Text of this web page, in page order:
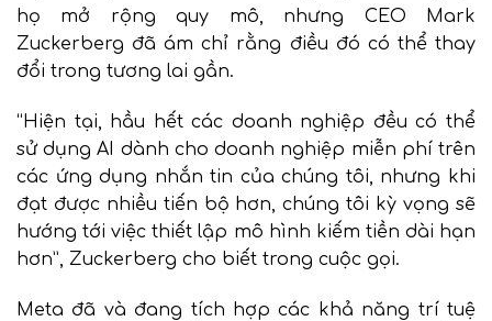
họ mở rộng quy mô, nhưng CEO Mark
Zuckerberg đã ám chỉ rằng điều đó có thể thay
đổi trong tương lai gần.
“Hiện tại, hầu hết các doanh nghiệp đều có thể
sử dụng AI dành cho doanh nghiệp miễn phí trên
các ứng dụng nhắn tin của chúng tôi, nhưng khi
đạt được nhiều tiến bộ hơn, chúng tôi kỳ vọng sẽ
hướng tới việc thiết lập mô hình kiếm tiền dài hạn
hơn”, Zuckerberg cho biết trong cuộc gọi.
Meta đã và đang tích hợp các khả năng trí tuệ